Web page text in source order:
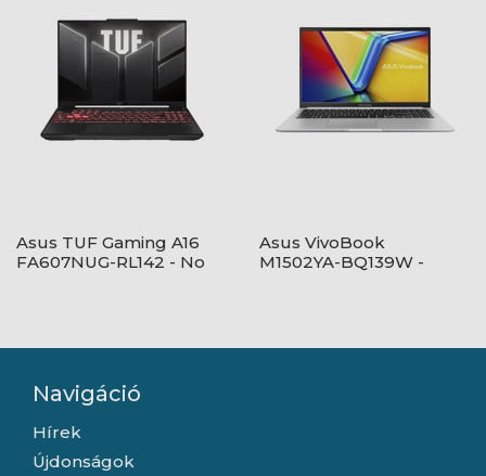
Asus TUF Gaming A16
FA607NUG-RL142 - No
Asus VivoBook
M1502YA-BQ139W -
Navigáció
Hírek
Újdonságok